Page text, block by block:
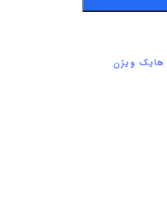
هایک ویژن